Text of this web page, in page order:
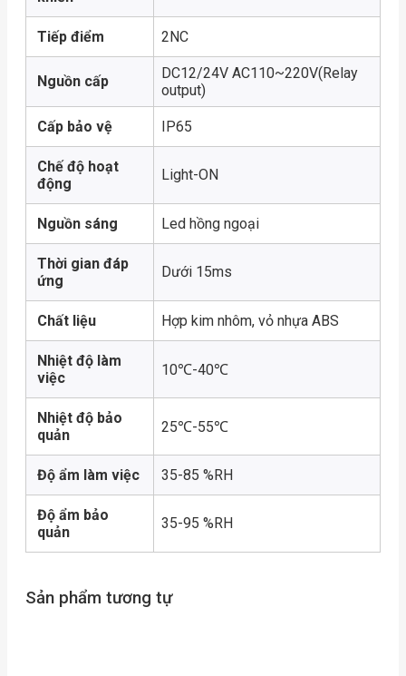
Tiếp điểm 2NC
Nguồn cấp
DC12/24V AC110~220V(Relay
output)
Cấp bảo vệ IP65
Chế độ hoạt
động
Light-ON
Nguồn sáng Led hồng ngoại
Thời gian đáp
ứng
Dưới 15ms
Chất liệu Hợp kim nhôm, vỏ nhựa ABS
Nhiệt độ làm
việc
10℃-40℃
Nhiệt độ bảo
quản
25℃-55℃
Độ ẩm làm việc 35-85 %RH
Độ ẩm bảo
quản
35-95 %RH
Sản phẩm tương tự